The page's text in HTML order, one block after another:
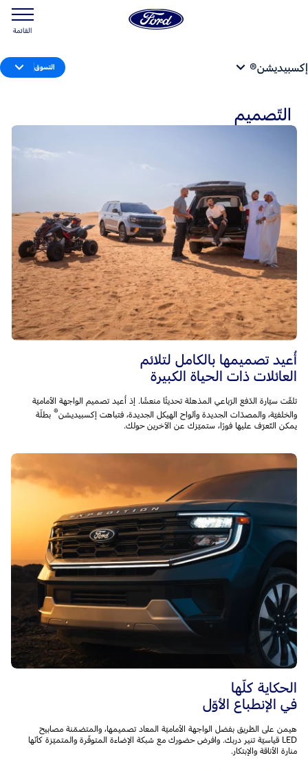
القائمة
إكسبيديشن® التسوق
التّصميم
أُعيد تصميمها بالكامل لتلائم
العائلات ذات الحياة الكبيرة
تلقّت سيّارة الدّفع الرّباعي المذهلة تحديثًا منعشًا. إذ أُعيد تصميم الواجهة الأماميّة
والخلفيّة، والمصدّات الجديدة وألواح الهيكل الجديدة، فتباهت إكسبيديشن® بطلّة
يمكن التّعرّف عليها فورًا، ستميّزك عن الآخرين حولك.
الحكاية كلّها
في الإنطباع الأوّل
هيمن على الطّريق بفضل الواجهة الأماميّة المعاد تصميمها، والمتضمّنة مصابيح
LED قياسيّة تنير دربك. وافرض حضورك مع شبكة الإضاءة المتوفّرة والمتميّزة كأنّها
منارة الأناقة والإبتكار.